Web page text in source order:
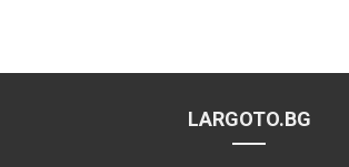
LARGOTO.BG